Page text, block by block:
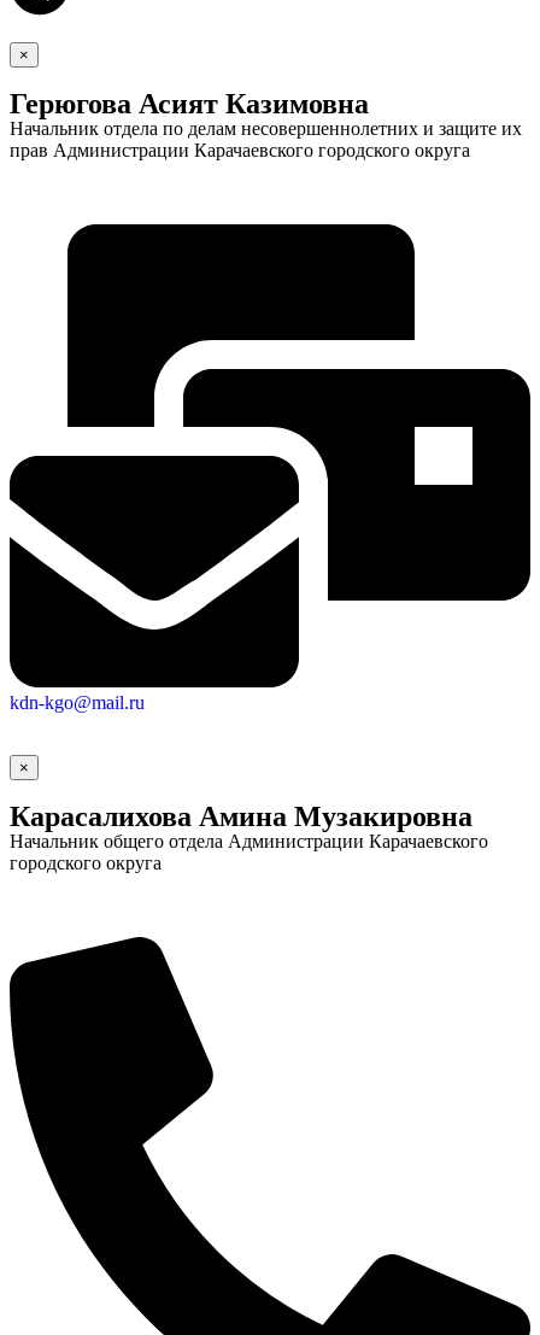
×
Герюгова Асият Казимовна
Начальник отдела по делам несовершеннолетних и защите их
прав Администрации Карачаевского городского округа
kdn-kgo@mail.ru
×
Карасалихова Амина Музакировна
Начальник общего отдела Администрации Карачаевского
городского округа